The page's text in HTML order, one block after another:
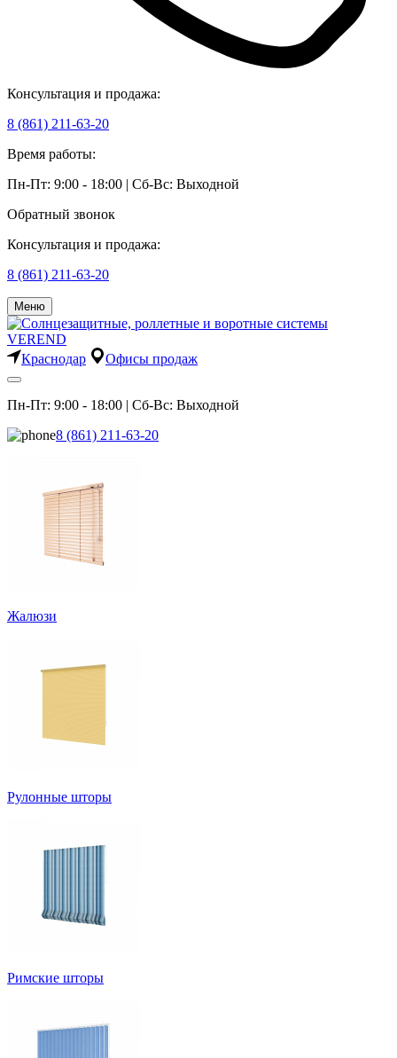
Консультация и продажа:
8 (861) 211-63-20
Время работы:
Пн-Пт: 9:00 - 18:00 | Сб-Вс: Выходной
Обратный звонок
Консультация и продажа:
8 (861) 211-63-20
Меню
Краснодар Офисы продаж
Пн-Пт: 9:00 - 18:00 | Сб-Вс: Выходной
8 (861) 211-63-20
Жалюзи
Рулонные шторы
Римские шторы